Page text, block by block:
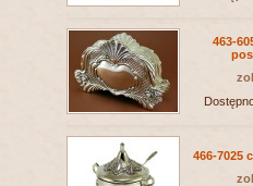
463-
466-7025